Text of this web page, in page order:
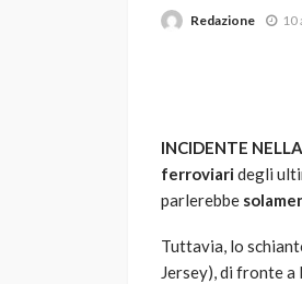
Redazione 10
INCIDENTE
ferroviaridegli
parlerebbe
Tuttavia, lo
Jersey), di fronte